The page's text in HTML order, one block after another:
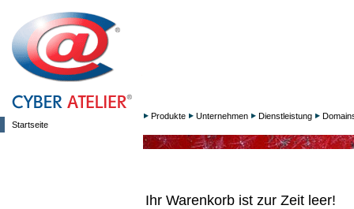
Startseite
Produkte Unternehmen Dienstleistung
Ihr Warenkorb ist zur Zeit leer!